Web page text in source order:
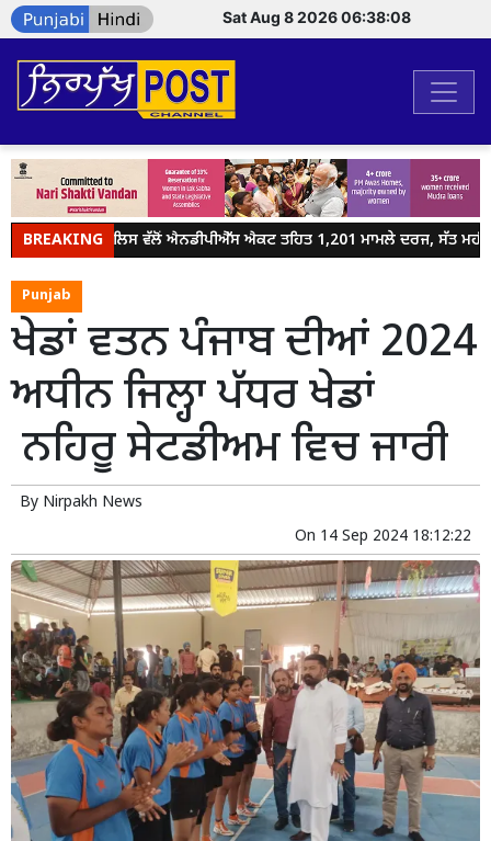
Sat Aug 8 2026 06:38:08
BREAKING
ਜਲੰਧਰ ਪੁਲਿਸ ਵੱਲੋਂ ਐਨਡੀਪੀਐੱਸ ਐਕਟ ਤਹਿਤ 1,201 ਮਾਮਲੇ ਦਰਜ, ਸੱਤ
Punjab
ਖੇਡਾਂ ਵਤਨ ਪੰਜਾਬ ਦੀਆਂ 2024
ਅਧੀਨ ਜਿਲ੍ਹਾ ਪੱਧਰ ਖੇਡਾਂ
ਨਹਿਰੂ ਸੇਟਡੀਅਮ ਵਿਚ ਜਾਰੀ
By Nirpakh News
On 14 Sep 2024 18:12:22